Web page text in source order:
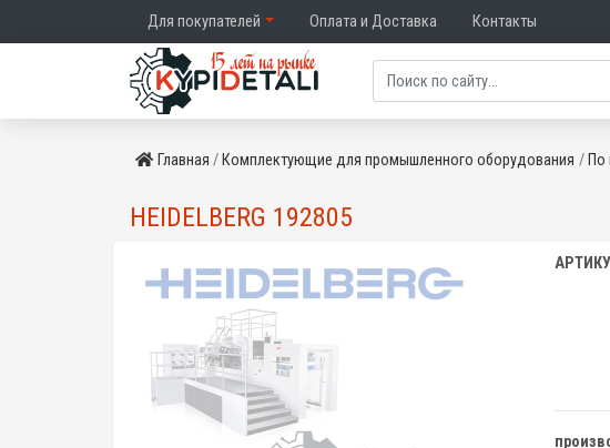
Для покупателей Оплата и Доставка Контакты
Главная Комплектующие для промышленного оборудования По
HEIDELBERG 192805